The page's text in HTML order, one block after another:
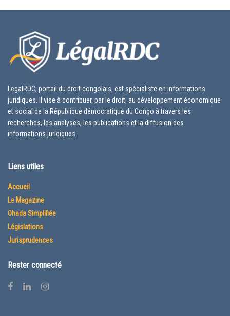
LegalRDC, portail du droit congolais, est spécialiste en informations
juridiques. Il vise à contribuer, par le droit, au développement économique
et social de la République démocratique du Congo à travers les
recherches, les analyses, les publications et la diffusion des
informations juridiques.
Liens utiles
Accueil
Le Magazine
Ohada Simplifiée
Législations
Jurisprudences
Rester connecté